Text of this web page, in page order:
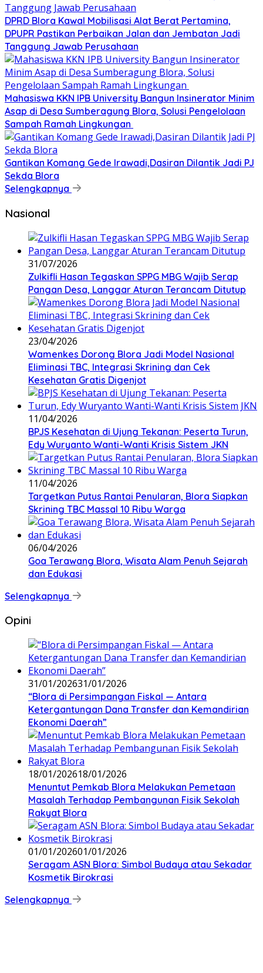
DPRD Blora Kawal Mobilisasi Alat Berat Pertamina,
DPUPR Pastikan Perbaikan Jalan dan Jembatan Jadi
Tanggung Jawab Perusahaan
Mahasiswa KKN IPB University Bangun Insinerator Minim
Asap di Desa Sumberagung Blora, Solusi Pengelolaan
Sampah Ramah Lingkungan ‎
Gantikan Komang Gede Irawadi,Dasiran Dilantik Jadi PJ
Sekda Blora
Selengkapnya
Nasional
31/07/2026
Zulkifli Hasan Tegaskan SPPG MBG Wajib Serap
Pangan Desa, Langgar Aturan Terancam Ditutup
23/04/2026
Wamenkes Dorong Blora Jadi Model Nasional
Eliminasi TBC, Integrasi Skrining dan Cek
Kesehatan Gratis Digenjot
11/04/2026
BPJS Kesehatan di Ujung Tekanan: Peserta Turun,
Edy Wuryanto Wanti-Wanti Krisis Sistem JKN
11/04/2026
‎Targetkan Putus Rantai Penularan, Blora Siapkan
Skrining TBC Massal 10 Ribu Warga
06/04/2026
Goa Terawang Blora, Wisata Alam Penuh Sejarah
dan Edukasi
Selengkapnya
Opini
31/01/202631/01/2026
‎“Blora di Persimpangan Fiskal — Antara
Ketergantungan Dana Transfer dan Kemandirian
Ekonomi Daerah”
18/01/202618/01/2026
‎Menuntut Pemkab Blora Melakukan Pemetaan
Masalah Terhadap Pembangunan Fisik Sekolah
Rakyat Blora
01/01/202601/01/2026
‎Seragam ASN Blora: Simbol Budaya atau Sekadar
Kosmetik Birokrasi
Selengkapnya